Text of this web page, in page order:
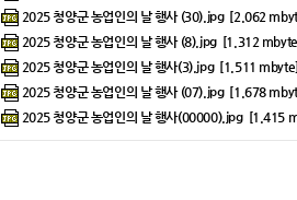
2025 청양군 농업인의 날 행사 (30).jpg [2.062
2025 청양군 농업인의 날 행사 (8).jpg [1.312
2025 청양군 농업인의 날 행사(3).jpg [1.511 mbyte]
2025 청양군 농업인의 날 행사 (07).jpg [1.678
2025 청양군 농업인의 날 행사(00000).jpg [1.415